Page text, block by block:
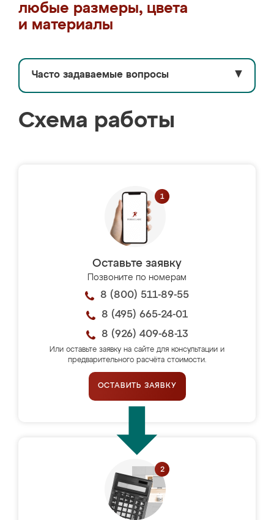
любые размеры, цвета
и материалы
Часто задаваемые вопросы ▼
Схема работы
Оставьте заявку
Позвоните по номерам
8 (800) 511-89-55
8 (495) 665-24-01
8 (926) 409-68-13
Или оставьте заявку на сайте для консультации и
предварительного расчёта стоимости.
ОСТАВИТЬ ЗАЯВКУ